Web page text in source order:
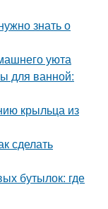
знать о
уюта
для ванной:
крыльца из
сделать
бутылок: где